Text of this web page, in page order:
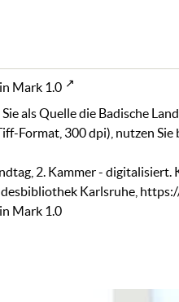
Mark 1.0
als Quelle die Badische
Format, 300 dpi), nutzen
2. Kammer -
Karlsruhe,
Mark 1.0